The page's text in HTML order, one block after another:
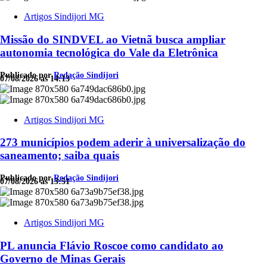
Artigos Sindijori MG
Missão do SINDVEL ao Vietnã busca ampliar
autonomia tecnológica do Vale da Eletrônica
Publicado porRedação Sindijori
07/08/2026 às 14:13
Artigos Sindijori MG
273 municípios podem aderir à universalização do
saneamento; saiba quais
Publicado porRedação Sindijori
07/08/2026 às 13:51
Artigos Sindijori MG
PL anuncia Flávio Roscoe como candidato ao
Governo de Minas Gerais